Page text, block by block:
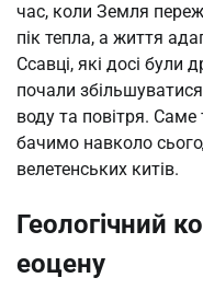
час, коли Земля
пік тепла, а життя
Ссавці, які досі були
почали
воду та повітря. Саме
бачимо навколо
велетенських китів.
Геологічний
еоцену